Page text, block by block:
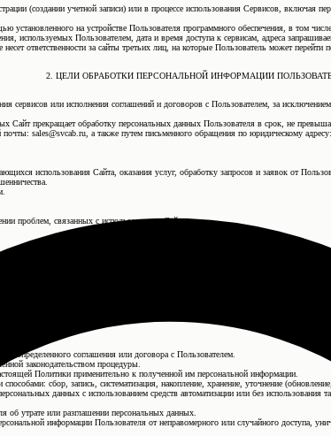
(создании учетной записи) или в процессе использования Сервисов,
установленного на устройстве Пользователя программного обеспечения, в том
используемых Пользователем, дата и время доступа к сервисам, адреса
ответственности за сайты третьих лиц, на которые Пользователь может перейти
2. ЦЕЛИ ОБРАБОТКИ ПЕРСОНАЛЬНОЙ ИНФОРМАЦИИ
или исполнения соглашений и договоров с Пользователем, за
Сайт прекращает обработку персональных данных Пользователя в срок, не
sales@svcab.ru, а также путем письменного обращения по юридическому
использования Сайта, оказания услуг, обработку запросов и заявок от
проблем, связанных с использованием Сайта.
3. УСЛОВИЯ ОБРАБОТКИ ПЕРСОНАЛЬНОЙ ИНФОРМАЦИИ
сервисов.
добровольного предоставления Пользователем информации о себе для
определенного соглашения или договора с Пользователем.
законодательством процедуры.
Политики применительно к полученной им персональной информации.
сбор, запись, систематизация, накопление, хранение, уточнение
данных с использованием средств автоматизации или без
об утрате или разглашении персональных данных.
информации Пользователя от неправомерного или случайного доступа,